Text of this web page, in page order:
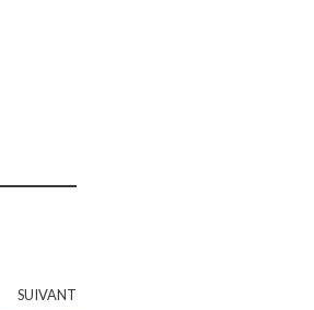
SUIVANT